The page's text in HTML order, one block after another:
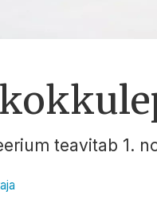
teavitab 1.